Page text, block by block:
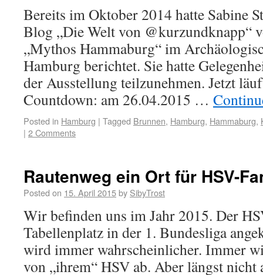
Bereits im Oktober 2014 hatte Sabine
Blog „Die Welt von @kurzundknapp“
„Mythos Hammaburg“ im
Hamburg berichtet. Sie hatte
der Ausstellung teilzunehmen. Jetzt
Countdown: am 26.04.2015 …
Posted in Hamburg | Tagged Brunnen, Hamburg, Hammaburg,
| 2 Comments
Rautenweg ein Ort für HSV-
Posted on 15. April 2015by SibyTrost
Wir befinden uns im Jahr 2015. Der
Tabellenplatz in der 1. Bundesliga
wird immer wahrscheinlicher. Immer
von „ihrem“ HSV ab. Aber längst nicht